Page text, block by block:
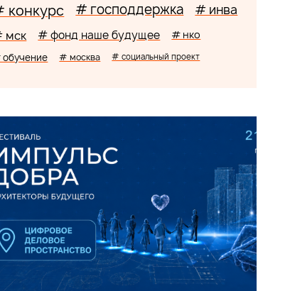
конкурс # господдержка # инва
мск # фонд наше будущее # нко
# москва # социальный проект